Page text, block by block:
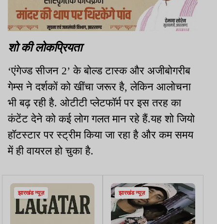
शो की लोकप्रियता
‘एंगेज्ड सीजन 2’ के बोल्ड टास्क और अजीबोगरीब
गेम्स ने दर्शकों को खींचा जरूर है, लेकिन आलोचना
भी बढ़ रही है. ओटीटी प्लेटफॉर्म पर इस तरह का
कंटेंट देने को कई लोग गलत मान रहे हैं.यह शो जियो
हॉटस्टार पर स्ट्रीम किया जा रहा है और कम समय
में ही वायरल हो चुका है.
झारखंड न्यूज़ झारखंड न्यूज़